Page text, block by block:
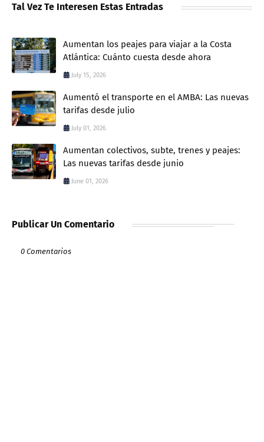
Tal Vez Te Interesen Estas Entradas
Aumentan los peajes para viajar a la Costa
Atlántica: Cuánto cuesta desde ahora
July 15, 2026
Aumentó el transporte en el AMBA: Las nuevas
tarifas desde julio
July 01, 2026
Aumentan colectivos, subte, trenes y peajes:
Las nuevas tarifas desde junio
June 01, 2026
Publicar Un Comentario
0 Comentarios